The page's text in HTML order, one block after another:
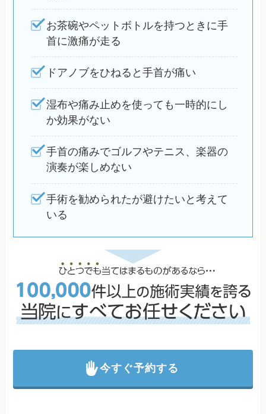
お茶碗やペットボトルを持つときに手
首に激痛が走る
ドアノブをひねると手首が痛い
湿布や痛み止めを使っても一時的にし
か効果がない
手首の痛みでゴルフやテニス、楽器の
演奏が楽しめない
手術を勧められたが避けたいと考えて
いる
今すぐ予約する